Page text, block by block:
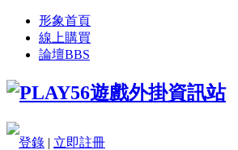
形象首頁
線上購買
論壇BBS
登錄 | 立即註冊